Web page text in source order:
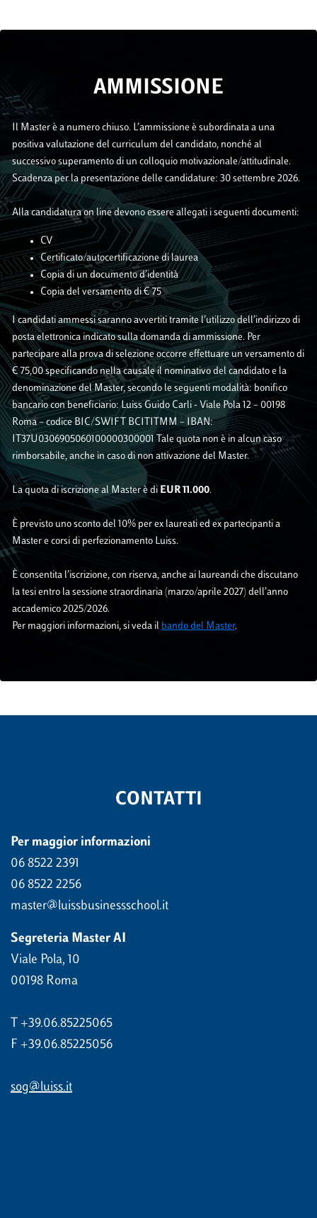
AMMISSIONE
Il Master è a numero chiuso. L’ammissione è subordinata a una
positiva valutazione del curriculum del candidato, nonché al
successivo superamento di un colloquio motivazionale/attitudinale.
Scadenza per la presentazione delle candidature: 30 settembre 2026.
Alla candidatura on line devono essere allegati i seguenti documenti:
CV
Certificato/autocertificazione di laurea
Copia di un documento d’identità
Copia del versamento di € 75
I candidati ammessi saranno avvertiti tramite l’utilizzo dell’indirizzo di
posta elettronica indicato sulla domanda di ammissione. Per
partecipare alla prova di selezione occorre effettuare un versamento di
€ 75,00 specificando nella causale il nominativo del candidato e la
denominazione del Master, secondo le seguenti modalità: bonifico
bancario con beneficiario: Luiss Guido Carli - Viale Pola 12 – 00198
Roma – codice BIC/SWIFT BCITITMM – IBAN:
IT37U0306905060100000300001 Tale quota non è in alcun caso
rimborsabile, anche in caso di non attivazione del Master.
La quota di iscrizione al Master è di EUR 11.000.
È previsto uno sconto del 10% per ex laureati ed ex partecipanti a
Master e corsi di perfezionamento Luiss.
È consentita l’iscrizione, con riserva, anche ai laureandi che discutano
la tesi entro la sessione straordinaria (marzo/aprile 2027) dell’anno
accademico 2025/2026.
Per maggiori informazioni, si veda il bando del Master.
CONTATTI
Per maggior informazioni
06 8522 2391
06 8522 2256
master@luissbusinessschool.it
Segreteria Master AI
Viale Pola, 10
00198 Roma
T +39.06.85225065
F +39.06.85225056
sog@luiss.it